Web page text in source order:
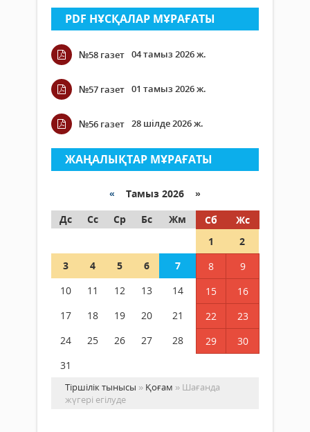
PDF НҰСҚАЛАР МҰРАҒАТЫ
№58 газет 04 тамыз 2026 ж.
№57 газет 01 тамыз 2026 ж.
№56 газет 28 шілде 2026 ж.
ЖАҢАЛЫҚТАР МҰРАҒАТЫ
« Тамыз 2026 »
Дс
Сс Ср Бс Жм Сб
Жс
1
2
3
4 5 6 7 8
9
10
11 12 13 14 15
16
17
18 19 20 21 22
23
24
25 26 27 28 29
30
31
Тіршілік тынысы » Қоғам » Шағанда
жүгері егілуде